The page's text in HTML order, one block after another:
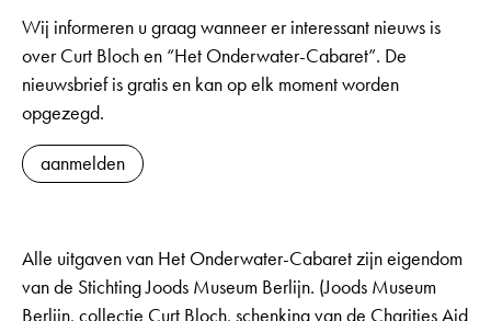
Wij informeren u graag wanneer er interessant nieuws is
over Curt Bloch en “Het Onderwater-Cabaret”. De
nieuwsbrief is gratis en kan op elk moment worden
opgezegd.
aanmelden
Alle uitgaven van Het Onderwater-Cabaret zijn eigendom
van de Stichting Joods Museum Berlijn. (Joods Museum
Berlijn, collectie Curt Bloch, schenking van de Charities Aid